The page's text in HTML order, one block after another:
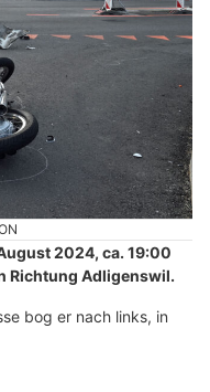
2024, ca. 19:00
Richtung Adligenswil.
bog er nach links, in